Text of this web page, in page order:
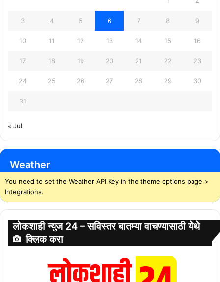
3 4 5 6 7 8 9
10 11 12 13 14 15 16
17 18 19 20 21 22 23
24 25 26 27 28 29 30
31
« Jul
Weather
You need to set the Weather API Key in the theme options page >
Integrations.
लोकशाही न्युज 24 – सविस्तर बातम्या वाचण्यासाठी येथे
क्लिक करा